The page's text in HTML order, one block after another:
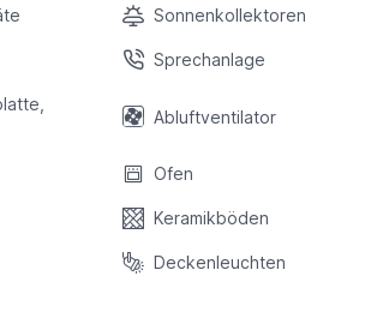
Sonnenkollektoren
Sprechanlage
Abluftventilator
Ofen
Keramikböden
Deckenleuchten